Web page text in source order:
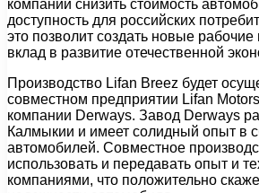
компании снизить стоимость
доступность для российских
это позволит создать новые рабочие
вклад в развитие отечественной
Производство Lifan Breez будет
совместном предприятии Lifan
компании Derways. Завод Derways
Калмыкии и имеет солидный опыт в
автомобилей. Совместное
использовать и передавать опыт и
компаниями, что положительно